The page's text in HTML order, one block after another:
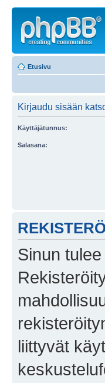
Etusivu
Kirjaudu sisään
Käyttäjätunnus:
Salasana:
Sinun
liittyvät